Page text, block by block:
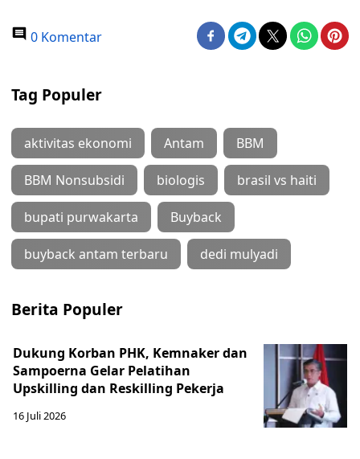
0 Komentar
Tag Populer
aktivitas ekonomi Antam BBM
BBM Nonsubsidi biologis brasil vs haiti
bupati purwakarta Buyback
buyback antam terbaru dedi mulyadi
Berita Populer
Dukung Korban PHK, Kemnaker dan
Sampoerna Gelar Pelatihan
Upskilling dan Reskilling Pekerja
16 Juli 2026